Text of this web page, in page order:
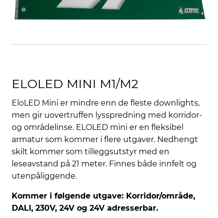
ELOLED MINI M1/M2
EloLED Mini er mindre enn de fleste downlights,
men gir uovertruffen lysspredning med korridor-
og områdelinse. ELOLED mini er en fleksibel
armatur som kommer i flere utgaver. Nedhengt
skilt kommer som tilleggsutstyr med en
leseavstand på 21 meter. Finnes både innfelt og
utenpåliggende.
Kommer i følgende utgave: Korridor/område,
DALI, 230V, 24V og 24V adresserbar.